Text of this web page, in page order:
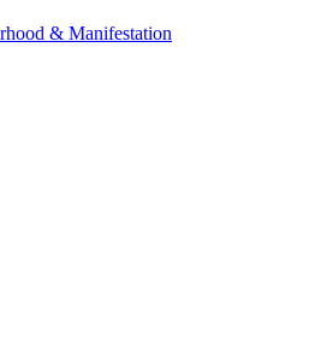
& Manifestation